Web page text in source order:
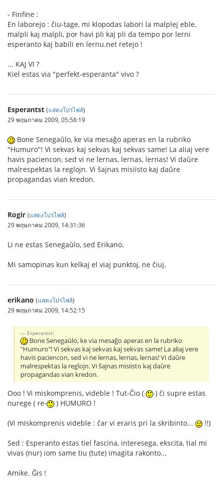
- Finfine :
En laborejo : ĉiu-tage, mi klopodas labori la malplej eble,
malpli kaj malpli, por havi pli kaj pli da tempo por lerni
esperanto kaj babili en lernu.net retejo !
... KAJ VI ?
Kiel estas via "perfekt-esperanta" vivo ?
Esperantst (แสดงโปรไฟล์)
29 พฤษภาคม 2009, 05:58:19
Bone Senegaŭlo, ke via mesaĝo aperas en la rubriko
"Humuro"! Vi sekvas kaj sekvas kaj sekvas same! La aliaj vere
havis paciencon, sed vi ne lernas, lernas, lernas! Vi daŭre
malrespektas la reglojn. Vi ŝajnas misiisto kaj daŭre
propagandas vian kredon.
Rogir (แสดงโปรไฟล์)
29 พฤษภาคม 2009, 14:31:36
Li ne estas Senegaŭlo, sed Erikano.
Mi samopinas kun kelkaj el viaj punktoj, ne ĉiuj.
erikano (แสดงโปรไฟล์)
29 พฤษภาคม 2009, 14:52:15
Esperantst:
Bone Senegaŭlo, ke via mesaĝo aperas en la rubriko
"Humuro"! Vi sekvas kaj sekvas kaj sekvas same! La aliaj vere
havis paciencon, sed vi ne lernas, lernas, lernas! Vi daŭre
malrespektas la reglojn. Vi ŝajnas misiisto kaj daŭre
propagandas vian kredon.
Ooo ! Vi miskomprenis, videble ! Tut-Ĉio (
) ĉi supre estas
nurege ( re-
) HUMURO !
(Vi miskomprenis videble : ĉar vi eraris pri la skribinto... !!)
Sed : Esperanto estas tiel fascina, interesega, ekscita, tial mi
vivas (nur) iom same tiu (tute) imagita rakonto...
Amike. Ĝis !